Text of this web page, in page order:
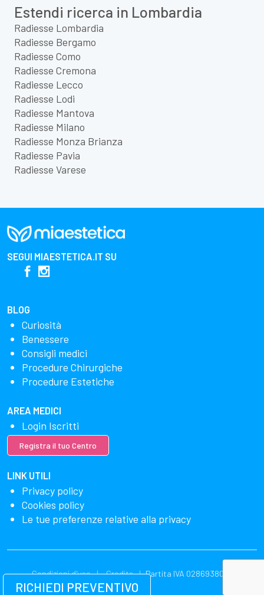
Estendi ricerca in Lombardia
Radiesse Lombardia
Radiesse Bergamo
Radiesse Como
Radiesse Cremona
Radiesse Lecco
Radiesse Lodi
Radiesse Mantova
Radiesse Milano
Radiesse Monza Brianza
Radiesse Pavia
Radiesse Varese
SEGUI MIAESTETICA.IT SU
BLOG
Curiosità
Benessere
Consigli medici
Procedure Chirurgiche
Procedure Estetiche
AREA MEDICI
Login Iscritti
Registra il tuo Centro
LINK UTILI
Privacy policy
Cookies policy
Le tue preferenze relative alla privacy
Condizioni d'uso Credits Partita IVA 02869380549
RICHIEDI PREVENTIVO